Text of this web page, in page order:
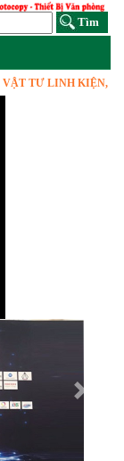
TƯ LINH KIỆN,
Next